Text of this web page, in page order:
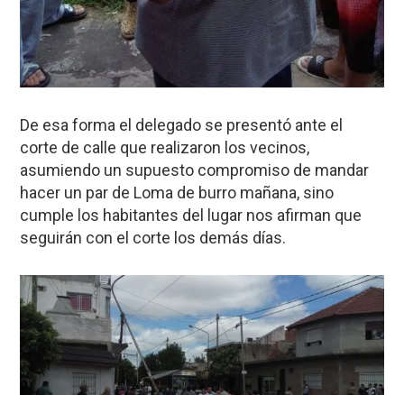
De esa forma el delegado se presentó ante el
corte de calle que realizaron los vecinos,
asumiendo un supuesto compromiso de mandar
hacer un par de Loma de burro mañana, sino
cumple los habitantes del lugar nos afirman que
seguirán con el corte los demás días.